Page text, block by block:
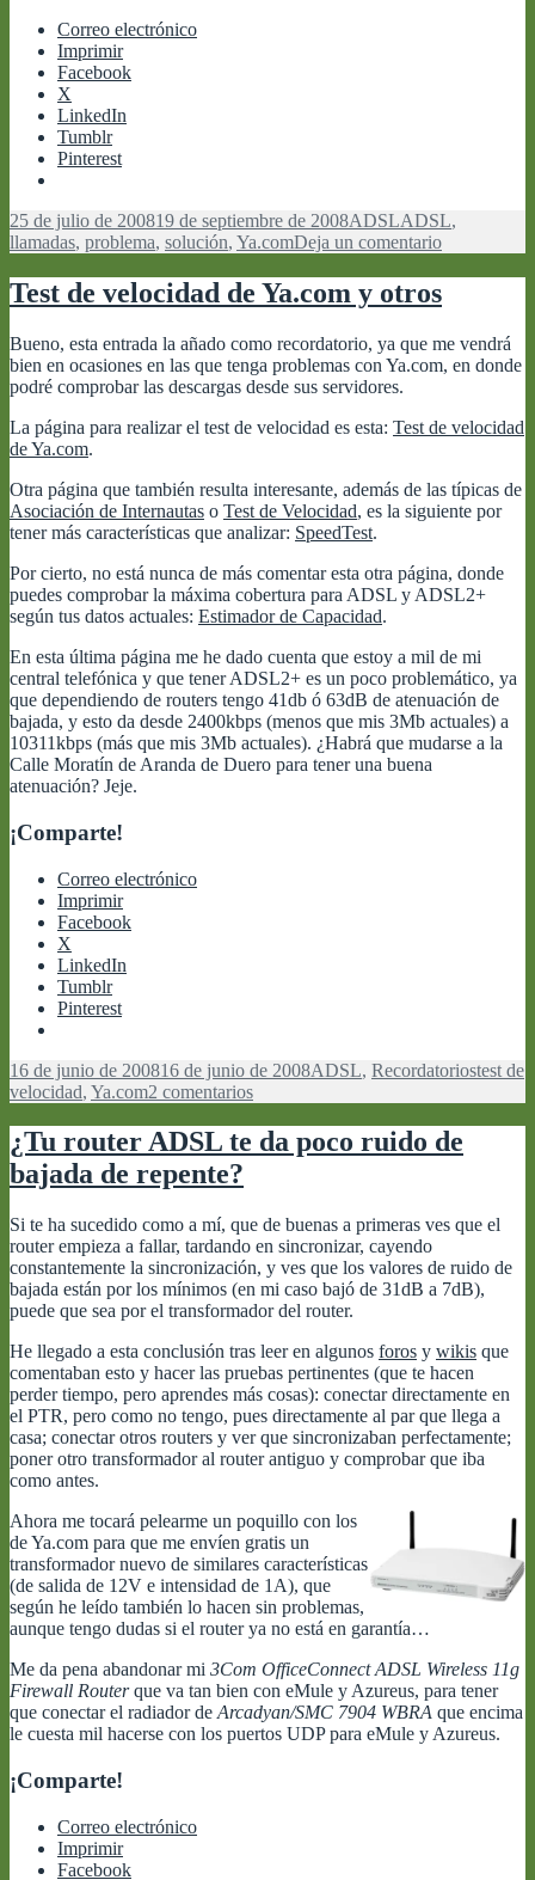
Correo electrónico
Imprimir
Facebook
X
LinkedIn
Tumblr
Pinterest
Publicado
el
25 de julio de 200819 de septiembre de 2008Categorías
ADSLEtiquetas
ADSL,
llamadas, problema, solución, Ya.comDeja un comentarioen
y
las
nacionales
Test de velocidad de Ya.com y otros
Bueno, esta entrada la añado como recordatorio, ya que me vendrá
bien en ocasiones en las que tenga problemas con Ya.com, en donde
podré comprobar las descargas desde sus servidores.
La página para realizar el test de velocidad es esta: Test de velocidad
de Ya.com.
Otra página que también resulta interesante, además de las típicas de
Asociación de Internautas o Test de Velocidad, es la siguiente por
tener más características que analizar: SpeedTest.
Por cierto, no está nunca de más comentar esta otra página, donde
puedes comprobar la máxima cobertura para ADSL y ADSL2+
según tus datos actuales: Estimador de Capacidad.
En esta última página me he dado cuenta que estoy a mil de mi
central telefónica y que tener ADSL2+ es un poco problemático, ya
que dependiendo de routers tengo 41db ó 63dB de atenuación de
bajada, y esto da desde 2400kbps (menos que mis 3Mb actuales) a
10311kbps (más que mis 3Mb actuales). ¿Habrá que mudarse a la
Calle Moratín de Aranda de Duero para tener una buena
atenuación? Jeje.
¡Comparte!
Correo electrónico
Imprimir
Facebook
X
LinkedIn
Tumblr
Pinterest
Publicado
el
16 de junio de 200816 de junio de 2008Categorías
ADSL, Recordatoriostest de
velocidad, Ya.com2 comentariosen
de
velocidad
y
otros
¿Tu router ADSL te da poco ruido de
bajada de repente?
Si te ha sucedido como a mí, que de buenas a primeras ves que el
router empieza a fallar, tardando en sincronizar, cayendo
constantemente la sincronización, y ves que los valores de ruido de
bajada están por los mínimos (en mi caso bajó de 31dB a 7dB),
puede que sea por el transformador del router.
He llegado a esta conclusión tras leer en algunos foros y wikis que
comentaban esto y hacer las pruebas pertinentes (que te hacen
perder tiempo, pero aprendes más cosas): conectar directamente en
el PTR, pero como no tengo, pues directamente al par que llega a
casa; conectar otros routers y ver que sincronizaban perfectamente;
poner otro transformador al router antiguo y comprobar que iba
como antes.
Ahora me tocará pelearme un poquillo con los
de Ya.com para que me envíen gratis un
transformador nuevo de similares características
(de salida de 12V e intensidad de 1A), que
según he leído también lo hacen sin problemas,
aunque tengo dudas si el router ya no está en garantía…
Me da pena abandonar mi 3Com OfficeConnect ADSL Wireless 11g
Firewall Routerque va tan bien con eMule y Azureus, para tener
que conectar el radiador de Arcadyan/SMC 7904 WBRA que encima
le cuesta mil hacerse con los puertos UDP para eMule y Azureus.
¡Comparte!
Correo electrónico
Imprimir
Facebook